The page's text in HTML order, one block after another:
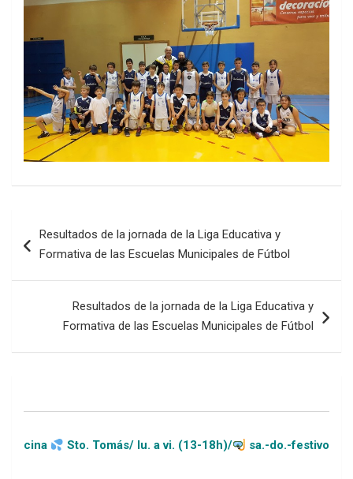
de
Resultados de la jornada de la Liga Educativa y
Formativa de las Escuelas Municipales de Fútbol
Resultados de la jornada de la Liga Educativa y
Formativa de las Escuelas Municipales de Fútbol
Sto. Tomás/ lu. a vi. (13-18h)/ sa.-do.-festivos (11-20h)